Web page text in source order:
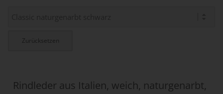
Zurücksetzen
Rindleder aus Italien, weich, naturgenarbt,